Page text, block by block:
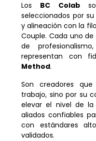
Los BC Colab
seleccionados por
y alineación con la
Couple. Cada uno
de
representan con
Method.
Son creadores
trabajo, sino por su
elevar el nivel de la
aliados confiables
con estándares
validados.